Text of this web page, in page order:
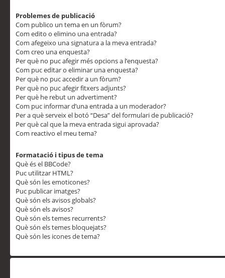
Problemes de publicació
Com publico un tema en un fòrum?
Com edito o elimino una entrada?
Com afegeixo una signatura a la meva entrada?
Com creo una enquesta?
Per què no puc afegir més opcions a l’enquesta?
Com puc editar o eliminar una enquesta?
Per què no puc accedir a un fòrum?
Per què no puc afegir fitxers adjunts?
Per què he rebut un advertiment?
Com puc informar d’una entrada a un moderador?
Per a què serveix el botó “Desa” del formulari de publicació?
Per què cal que la meva entrada sigui aprovada?
Com reactivo el meu tema?
Formatació i tipus de tema
Què és el BBCode?
Puc utilitzar HTML?
Què són les emoticones?
Puc publicar imatges?
Què són els avisos globals?
Què són els avisos?
Què són els temes recurrents?
Què són els temes bloquejats?
Què són les icones de tema?